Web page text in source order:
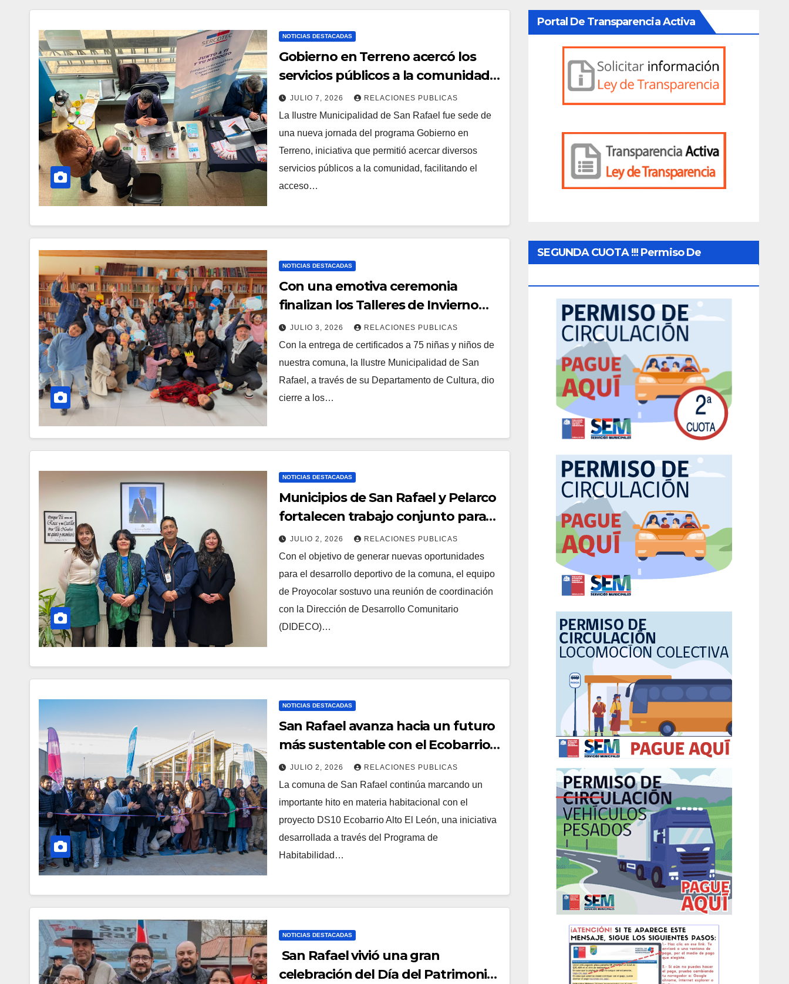
NOTICIAS DESTACADAS
Gobierno en Terreno acercó los
servicios públicos a la comunidad
de San Rafael
JULIO 7, 2026 RELACIONES PUBLICAS
La Ilustre Municipalidad de San Rafael fue sede de
una nueva jornada del programa Gobierno en
Terreno, iniciativa que permitió acercar diversos
servicios públicos a la comunidad, facilitando el
acceso…
NOTICIAS DESTACADAS
Con una emotiva ceremonia
finalizan los Talleres de Invierno
2026 en San Rafael
JULIO 3, 2026 RELACIONES PUBLICAS
Con la entrega de certificados a 75 niñas y niños de
nuestra comuna, la Ilustre Municipalidad de San
Rafael, a través de su Departamento de Cultura, dio
cierre a los…
NOTICIAS DESTACADAS
Municipios de San Rafael y Pelarco
fortalecen trabajo conjunto para
impulsar el deporte local
JULIO 2, 2026 RELACIONES PUBLICAS
Con el objetivo de generar nuevas oportunidades
para el desarrollo deportivo de la comuna, el equipo
de Proyocolar sostuvo una reunión de coordinación
con la Dirección de Desarrollo Comunitario
(DIDECO)…
NOTICIAS DESTACADAS
San Rafael avanza hacia un futuro
más sustentable con el Ecobarrio
Alto El León
JULIO 2, 2026 RELACIONES PUBLICAS
La comuna de San Rafael continúa marcando un
importante hito en materia habitacional con el
proyecto DS10 Ecobarrio Alto El León, una iniciativa
desarrollada a través del Programa de
Habitabilidad…
NOTICIAS DESTACADAS
San Rafael vivió una gran
celebración del Día del Patrimonio
Portal De Transparencia Activa
SEGUNDA CUOTA !!! Permiso De